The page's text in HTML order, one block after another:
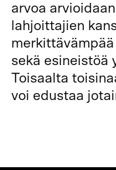
arvoa
lahjoittajien
sekä esineistöä
Toisaalta
voi edustaa